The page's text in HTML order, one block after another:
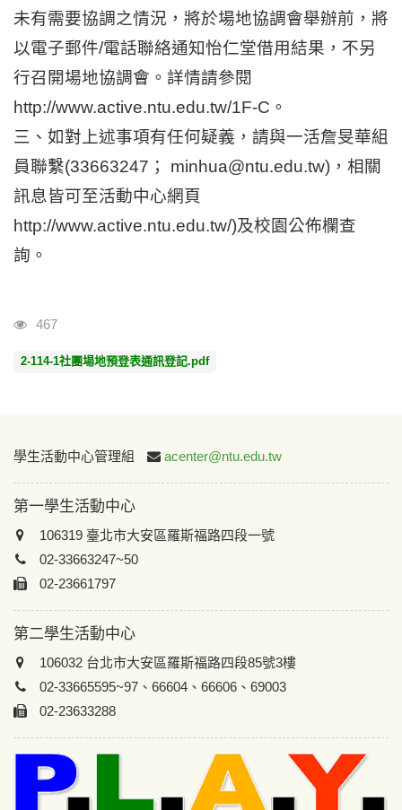
未有需要協調之情況，將於場地協調會舉辦前，將
以電子郵件/電話聯絡通知怡仁堂借用結果，不另
行召開場地協調會。詳情請參閱
http://www.active.ntu.edu.tw/1F-C。
三、如對上述事項有任何疑義，請與一活詹旻華組
員聯繫(33663247； minhua@ntu.edu.tw)，相關
訊息皆可至活動中心網頁
http://www.active.ntu.edu.tw/)及校園公佈欄查
詢。
瀏覽人次
467
2-114-1社團場地預登表通訊登記.pdf
:::
學生活動中心管理組 acenter@ntu.edu.tw
第一學生活動中心
106319 臺北市大安區羅斯福路四段一號
02-33663247~50
02-23661797
第二學生活動中心
106032 台北市大安區羅斯福路四段85號3樓
02-33665595~97、66604、66606、69003
02-23633288